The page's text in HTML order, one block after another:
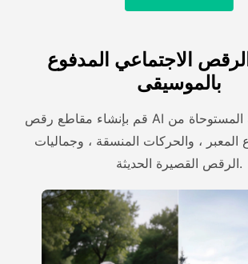
الاجتماعي المدفوع
بالموسيقى
قم بإنشاء مقاطع رقص AI باستخدام الطاقة المستوحاة من
المعبر ، والحركات المنسقة ، وجماليات
الرقص القصيرة الحديثة.